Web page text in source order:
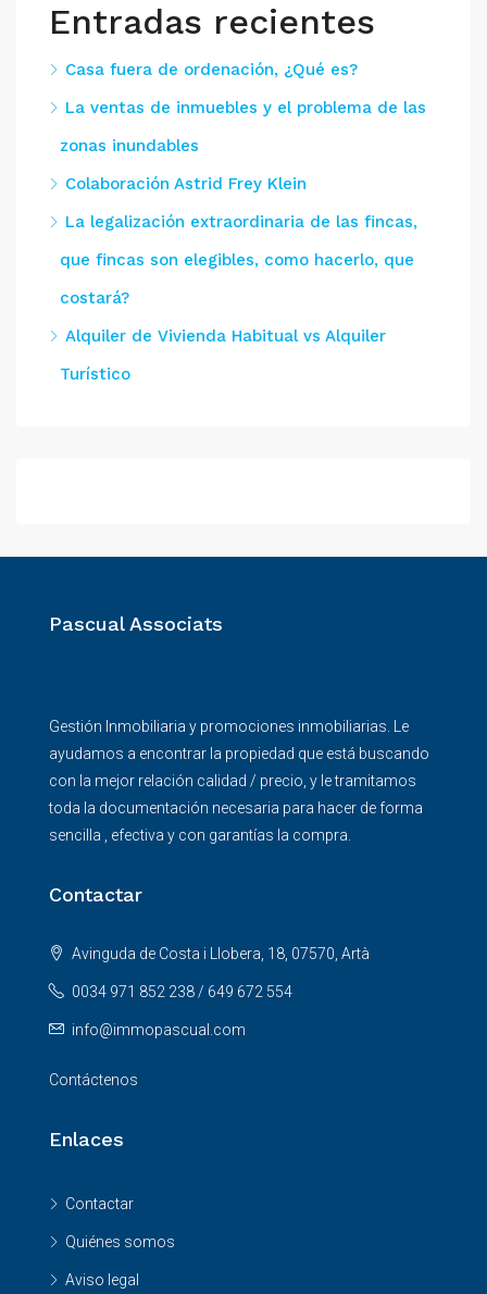
Entradas recientes
Casa fuera de ordenación, ¿Qué es?
La ventas de inmuebles y el problema de las
zonas inundables
Colaboración Astrid Frey Klein
La legalización extraordinaria de las fincas,
que fincas son elegibles, como hacerlo, que
costará?
Alquiler de Vivienda Habitual vs Alquiler
Turístico
Pascual Associats
Gestión Inmobiliaria y promociones inmobiliarias. Le
ayudamos a encontrar la propiedad que está buscando
con la mejor relación calidad / precio, y le tramitamos
toda la documentación necesaria para hacer de forma
sencilla , efectiva y con garantías la compra.
Contactar
Avinguda de Costa i Llobera, 18, 07570, Artà
0034 971 852 238 / 649 672 554
info@immopascual.com
Contáctenos
Enlaces
Contactar
Quiénes somos
Aviso legal